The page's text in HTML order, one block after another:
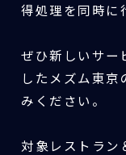
得処理を同時に
ぜひ新しいサー
したメズム東京
みください。
対象レストラン